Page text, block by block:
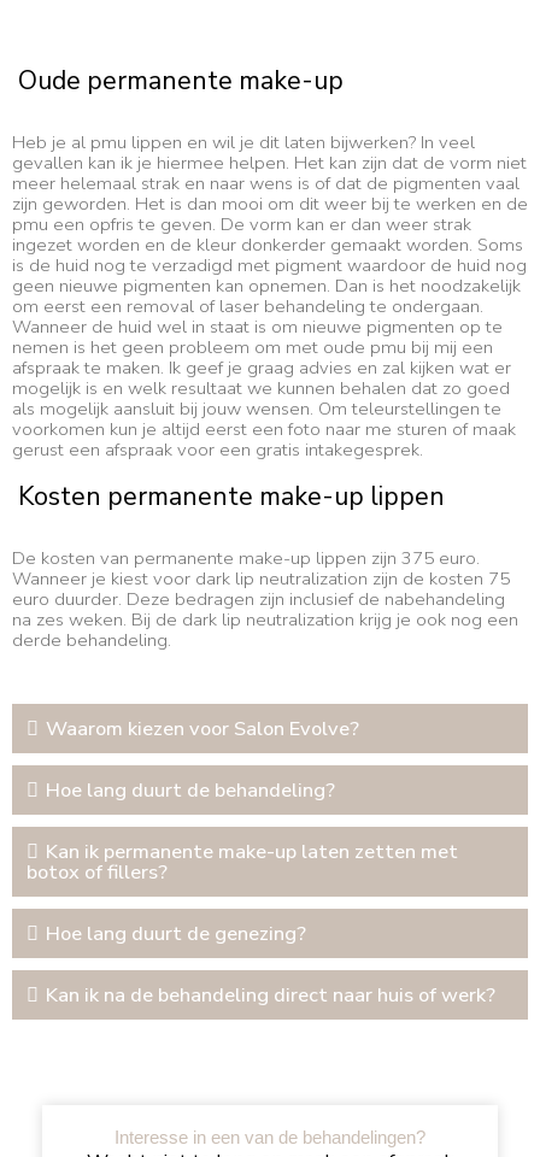
Oude permanente make-up
Heb je al pmu lippen en wil je dit laten bijwerken? In veel
gevallen kan ik je hiermee helpen. Het kan zijn dat de vorm niet
meer helemaal strak en naar wens is of dat de pigmenten vaal
zijn geworden. Het is dan mooi om dit weer bij te werken en de
pmu een opfris te geven. De vorm kan er dan weer strak
ingezet worden en de kleur donkerder gemaakt worden. Soms
is de huid nog te verzadigd met pigment waardoor de huid nog
geen nieuwe pigmenten kan opnemen. Dan is het noodzakelijk
om eerst een removal of laser behandeling te ondergaan.
Wanneer de huid wel in staat is om nieuwe pigmenten op te
nemen is het geen probleem om met oude pmu bij mij een
afspraak te maken. Ik geef je graag advies en zal kijken wat er
mogelijk is en welk resultaat we kunnen behalen dat zo goed
als mogelijk aansluit bij jouw wensen. Om teleurstellingen te
voorkomen kun je altijd eerst een foto naar me sturen of maak
gerust een afspraak voor een gratis intakegesprek.
Kosten permanente make-up lippen
De kosten van permanente make-up lippen zijn 375 euro.
Wanneer je kiest voor dark lip neutralization zijn de kosten 75
euro duurder. Deze bedragen zijn inclusief de nabehandeling
na zes weken. Bij de dark lip neutralization krijg je ook nog een
derde behandeling.
Waarom kiezen voor Salon Evolve?
Hoe lang duurt de behandeling?
Kan ik permanente make-up laten zetten met
botox of fillers?
Hoe lang duurt de genezing?
Kan ik na de behandeling direct naar huis of werk?
Interesse in een van de behandelingen?